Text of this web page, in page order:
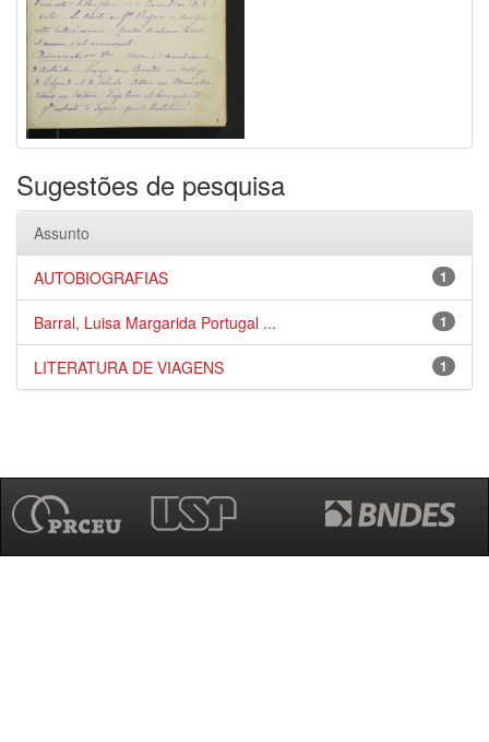
Sugestões de pesquisa
Assunto
1
AUTOBIOGRAFIAS
1
Barral, Luisa Margarida Portugal ...
1
LITERATURA DE VIAGENS